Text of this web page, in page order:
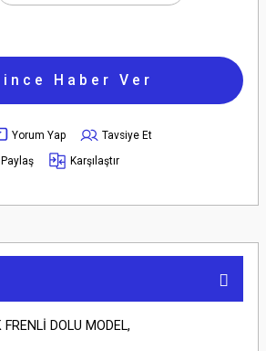
Haber Ver
Yorum Yap
Tavsiye Et
Paylaş Karşılaştır
DOLU MODEL,